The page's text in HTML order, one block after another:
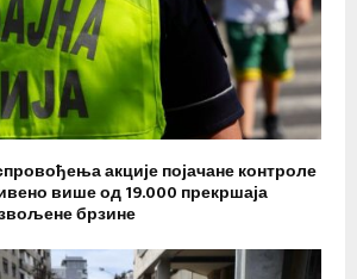
акције појачане контроле
више од 19.000 прекршаја
брзине